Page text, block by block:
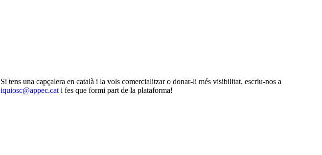
Si tens una capçalera en català i la vols comercialitzar o donar-li més visibilitat, escriu-nos a
iquiosc@appec.cati fes que formi part de la plataforma!